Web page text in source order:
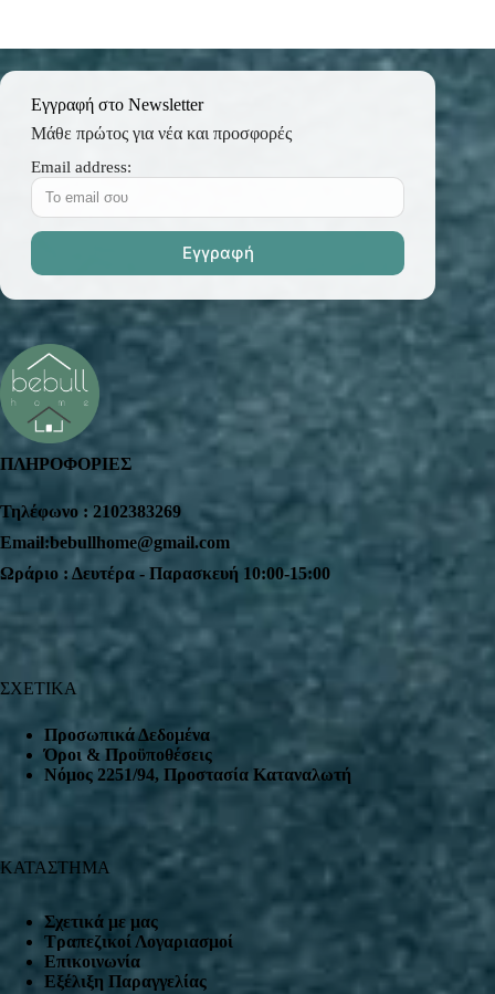
Εγγραφή στο Newsletter
Μάθε πρώτος για νέα και προσφορές
Email address:
ΠΛΗΡΟΦΟΡΙΕΣ
Τηλέφωνο : 2102383269
Email:bebullhome@gmail.com
Ωράριο : Δευτέρα - Παρασκευή 10:00-15:00
ΣΧΕΤΙΚΑ
Προσωπικά Δεδομένα
Όροι & Προϋποθέσεις
Nόμος 2251/94, Προστασία Καταναλωτή
ΚΑΤΑΣΤΗΜΑ
Σχετικά με μας
Τραπεζικοί Λογαριασμοί
Επικοινωνία
Εξέλιξη Παραγγελίας